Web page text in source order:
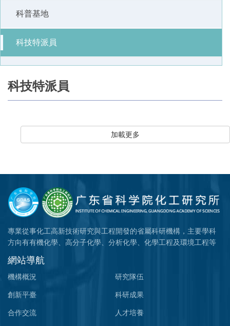
科普基地
科技特派員
科技特派員
加載更多
專業從事化工高新技術研究與工程開發的省屬科研機構，主要學科
方向有有機化學、高分子化學、分析化學、化學工程及環境工程等
網站導航
機構概況 研究隊伍
創新平臺 科研成果
合作交流 人才培養